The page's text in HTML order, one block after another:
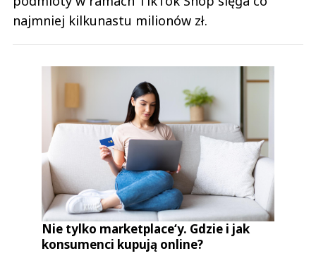
najmniej kilkunastu milionów zł.
Nie tylko marketplace‘y. Gdzie i jak
konsumenci kupują online?